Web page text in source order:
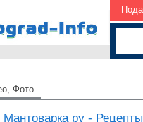
Фото
Мантоварка ру -